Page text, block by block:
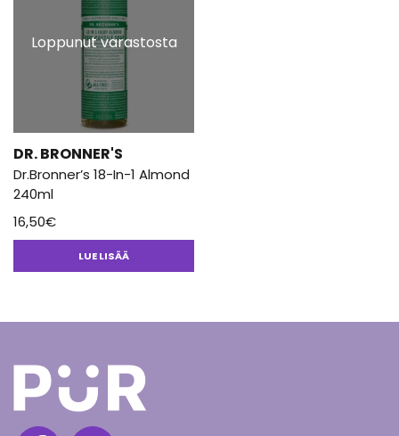
Loppunut varastosta
DR. BRONNER'S
Dr.Bronner’s 18-In-1 Almond
240ml
16,50€
LUE LISÄÄ